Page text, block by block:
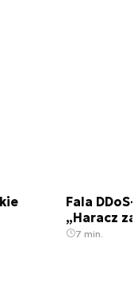
Fala
„Haracz
7 min.